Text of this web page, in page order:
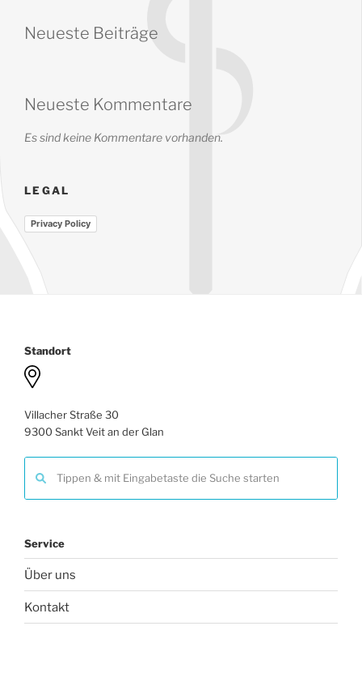
Neueste Beiträge
Neueste Kommentare
Es sind keine Kommentare vorhanden.
LEGAL
Privacy Policy
Standort
Villacher Straße 30
9300 Sankt Veit an der Glan
Service
Über uns
Kontakt